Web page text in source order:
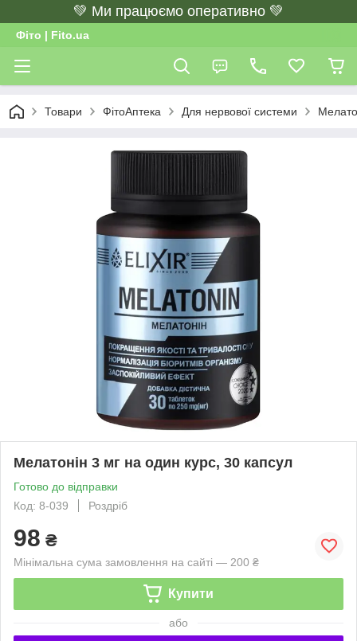
💚 Ми працюємо оперативно 💚
Фіто | Fito.ua
Товари ФітоАптека Для нервової системи
Мелатонін 3 мг на один курс, 30 капсул
Готово до відправки
Код: 8-039
Роздріб
98 ₴
Мінімальна сума замовлення на сайті — 200 ₴
Купити
або